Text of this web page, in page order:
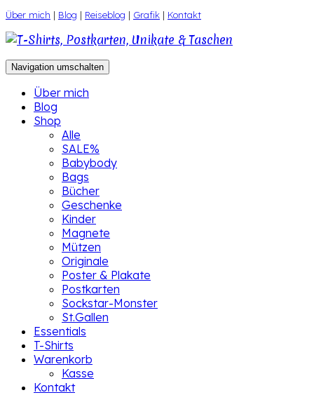
Zum
Inhalt
springen
Über mich | Blog | Reiseblog | Grafik | Kontakt
Navigation umschalten
Über mich
Blog
Shop
Alle
SALE%
Babybody
Bags
Bücher
Geschenke
Kinder
Magnete
Mützen
Originale
Poster & Plakate
Postkarten
Sockstar-Monster
St.Gallen
Essentials
T-Shirts
Warenkorb
Kasse
Kontakt